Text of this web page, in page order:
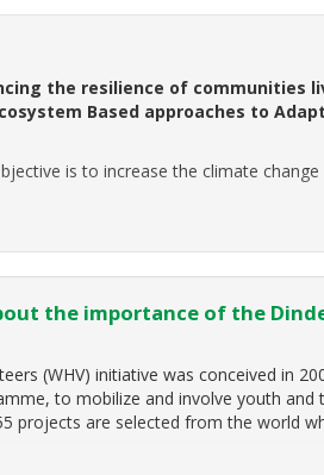
the resilience of communities
Based approaches to
is to increase the climate
the importance of the
(WHV) initiative was conceived in
to mobilize and involve youth
projects are selected from the world